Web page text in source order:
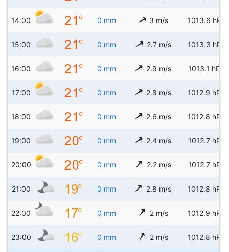
14:00 0 mm 3 m/s 1013.6 hPa
15:00 0 mm 2.7 m/s 1013.3 hPa
16:00 0 mm 2.9 m/s 1013.1 hPa
17:00 0 mm 2.8 m/s 1012.9 hPa
18:00 0 mm 2.6 m/s 1012.8 hPa
19:00 0 mm 2.4 m/s 1012.7 hPa
20:00 0 mm 2.2 m/s 1012.7 hPa
21:00 0 mm 2.8 m/s 1012.8 hPa
22:00 0 mm 2 m/s 1012.9 hPa
23:00 0 mm 2 m/s 1012.8 hPa